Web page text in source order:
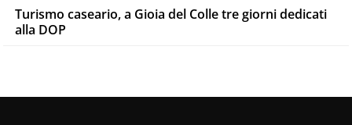
Turismo caseario, a Gioia del Colle tre giorni dedicati
alla DOP